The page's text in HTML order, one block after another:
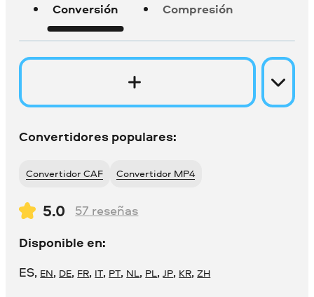
Conversión Compresión
Convertidores populares:
Convertidor CAF Convertidor MP4
5.0 57 reseñas
Disponible en:
ES, EN, DE, FR, IT, PT, NL, PL,JP, KR,ZH